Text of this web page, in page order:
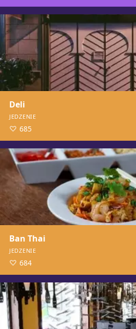
Deli
JEDZENIE
685
Ban Thai
JEDZENIE
684